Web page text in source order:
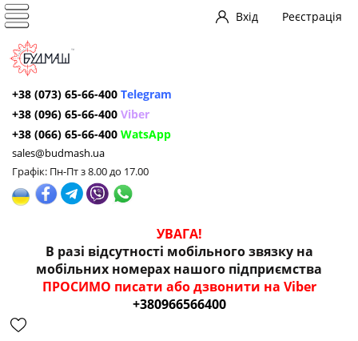
Вхід Реєстрація
+38 (073) 65-66-400 Telegram
+38 (096) 65-66-400 Viber
+38 (066) 65-66-400 WatsApp
sales@budmash.ua
Графік: Пн-Пт з 8.00 до 17.00
УВАГА!
В разі відсутності мобільного звязку на
мобільних номерах нашого підприємства
ПРОСИМО писати або дзвонити на Viber
+380966566400